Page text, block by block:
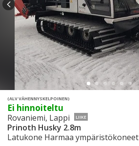
(ALV VÄHENNYSKELPOINEN)
Ei hinnoiteltu
Rovaniemi, Lappi LIIKE
Prinoth Husky 2.8m
Latukone Harmaa ympäristökoneet